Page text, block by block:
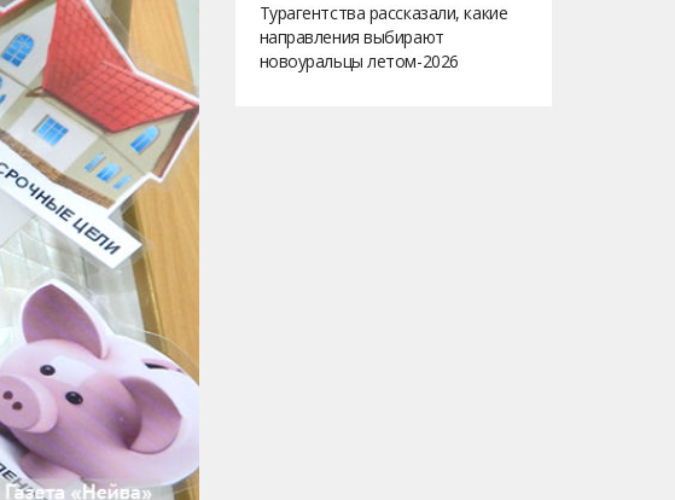
Турагентства рассказали, какие
направления выбирают
новоуральцы летом-2026